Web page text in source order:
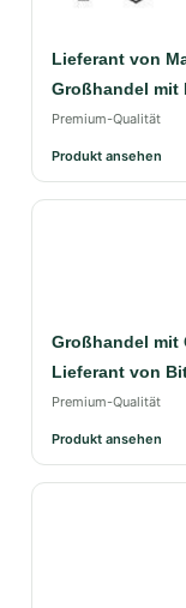
Lieferant von
Großhandel mit
Premium-Qualität
Produkt ansehen
Großhandel mit
Lieferant von
Premium-Qualität
Produkt ansehen